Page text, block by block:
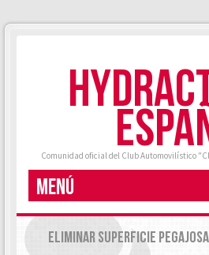
Comunidad oficial del Club Automovilístico
MENÚ
ELIMINAR SUPERFICIE